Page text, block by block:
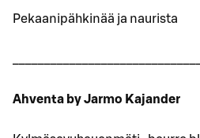
Pekaanipähkinää ja naurista
Ahventa by Jarmo Kajander